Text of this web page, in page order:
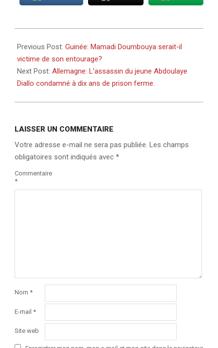
10-
11
Previous Post: Guinée: Mamadi Doumbouya serait-il
victime de son entourage?
Next Post: Allemagne: L’assassin du jeune Abdoulaye
Diallo condamné à dix ans de prison ferme.
LAISSER UN COMMENTAIRE
Votre adresse e-mail ne sera pas publiée. Les champs
obligatoires sont indiqués avec *
Commentaire
*
Nom *
E-mail *
Site web